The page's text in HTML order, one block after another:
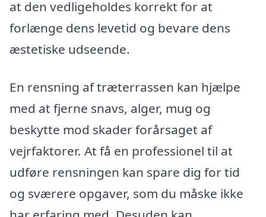
at den vedligeholdes korrekt for at
forlænge dens levetid og bevare dens
æstetiske udseende.
En rensning af træterrassen kan hjælpe
med at fjerne snavs, alger, mug og
beskytte mod skader forårsaget af
vejrfaktorer. At få en professionel til at
udføre rensningen kan spare dig for tid
og sværere opgaver, som du måske ikke